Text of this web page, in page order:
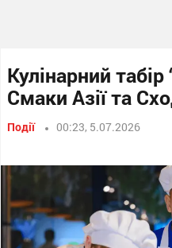
Кулінарний
Смаки Азії та
Події 00:23, 5.07.2026